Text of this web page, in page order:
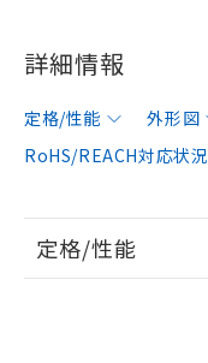
詳細情報
定格/性能 外形図
RoHS/REACH対応状況
定格/性能